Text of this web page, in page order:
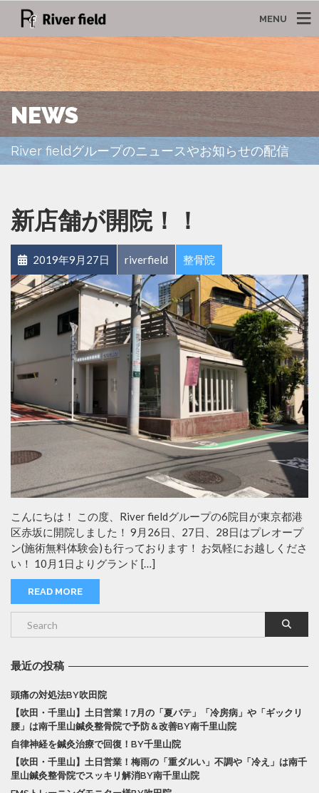
MENU
NEWS
River fieldグループのニュースやお知らせの配信
新店舗が開院！！
2019年9月27日 riverfield 整骨院
こんにちは！ この度、River fieldグループの6院目が東京都港
区赤坂に開院しました！ 9月26日、27日、28日はプレオープ
ン(施術無料体験会)も行っております！ お気軽にお越しくださ
い！ 10月1日よりグランド […]
READ MORE
最近の投稿
頭痛の対処法BY吹田院
【吹田・千里山】土日営業！7月の「夏バテ」「冷房病」や「ギックリ
腰」は南千里山鍼灸整骨院で予防＆改善BY南千里山院
自律神経を鍼灸治療で回復！BY千里山院
【吹田・千里山】土日営業！梅雨の「重ダルい」不調や「冷え」は南千
里山鍼灸整骨院でスッキリ解消BY南千里山院